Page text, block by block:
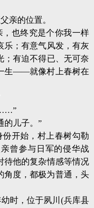
亲的位置。
也终究是个你我一样
乐；有意气风发，有灰
；有迫不得已、无可奈
生——就像村上春树在
的儿子。”
开始，村上春树勾勒
曾参与日军的侵华战
待他的复杂情感等情况
度，都极为普通，头
时，位于夙川(兵库县